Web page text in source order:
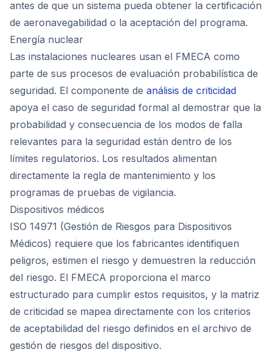
antes de que un sistema pueda obtener la certificación
de aeronavegabilidad o la aceptación del programa.
Energía nuclear
Las instalaciones nucleares usan el FMECA como
parte de sus procesos de evaluación probabilística de
seguridad. El componente de análisis de criticidad
apoya el caso de seguridad formal al demostrar que la
probabilidad y consecuencia de los modos de falla
relevantes para la seguridad están dentro de los
límites regulatorios. Los resultados alimentan
directamente la regla de mantenimiento y los
programas de pruebas de vigilancia.
Dispositivos médicos
ISO 14971 (Gestión de Riesgos para Dispositivos
Médicos) requiere que los fabricantes identifiquen
peligros, estimen el riesgo y demuestren la reducción
del riesgo. El FMECA proporciona el marco
estructurado para cumplir estos requisitos, y la matriz
de criticidad se mapea directamente con los criterios
de aceptabilidad del riesgo definidos en el archivo de
gestión de riesgos del dispositivo.